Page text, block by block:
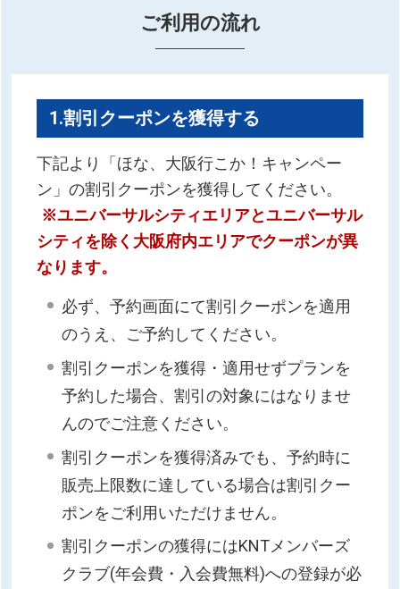
ご利用の流れ
1.割引クーポンを獲得する
下記より「ほな、大阪行こか！キャンペー
ン」の割引クーポンを獲得してください。
※ユニバーサルシティエリアとユニバーサル
シティを除く大阪府内エリアでクーポンが異
なります。
必ず、予約画面にて割引クーポンを適用
のうえ、ご予約してください。
割引クーポンを獲得・適用せずプランを
予約した場合、割引の対象にはなりませ
んのでご注意ください。
割引クーポンを獲得済みでも、予約時に
販売上限数に達している場合は割引クー
ポンをご利用いただけません。
割引クーポンの獲得にはKNTメンバーズ
クラブ(年会費・入会費無料)への登録が必